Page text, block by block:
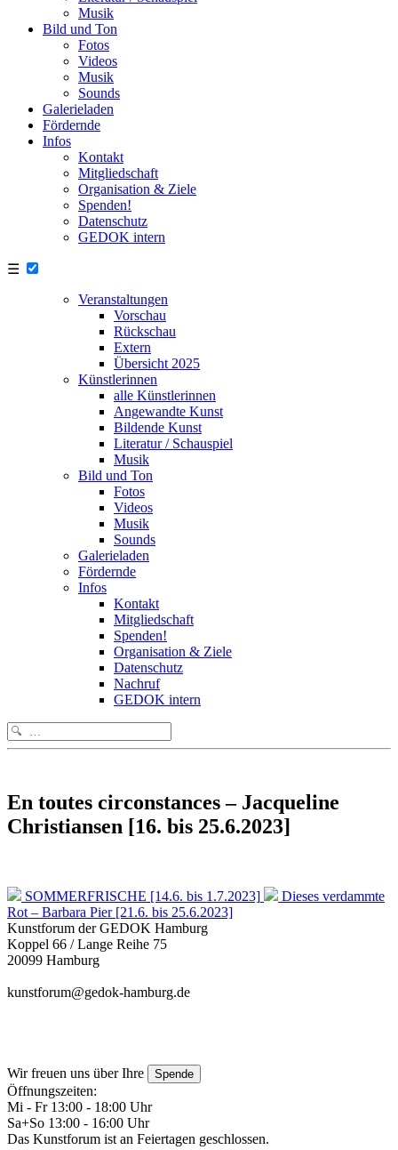
Musik
Bild und Ton
Fotos
Videos
Musik
Sounds
Galerieladen
Fördernde
Infos
Kontakt
Mitgliedschaft
Organisation & Ziele
Spenden!
Datenschutz
GEDOK intern
☰
Veranstaltungen
Vorschau
Rückschau
Extern
Übersicht 2025
Künstlerinnen
alle Künstlerinnen
Angewandte Kunst
Bildende Kunst
Literatur / Schauspiel
Musik
Bild und Ton
Fotos
Videos
Musik
Sounds
Galerieladen
Fördernde
Infos
Kontakt
Mitgliedschaft
Spenden!
Organisation & Ziele
Datenschutz
Nachruf
GEDOK intern
Search
for:
En toutes circonstances – Jacqueline
Christiansen [16. bis 25.6.2023]
SOMMERFRISCHE [14.6. bis 1.7.2023]
Dieses verdammte
Rot – Barbara Pier [21.6. bis 25.6.2023]
Kunstforum der GEDOK Hamburg
Koppel 66 / Lange Reihe 75
20099 Hamburg
kunstforum@gedok-hamburg.de
Wir freuen uns über Ihre Spende
Öffnungszeiten:
Mi - Fr 13:00 - 18:00 Uhr
Sa+So 13:00 - 16:00 Uhr
Das Kunstforum ist an Feiertagen geschlossen.